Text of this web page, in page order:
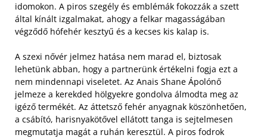
idomokon. A piros szegély és emblémák fokozzák a szett
által kínált izgalmakat, ahogy a felkar magasságában
végződő hófehér kesztyű és a kecses kis kalap is.
A szexi nővér jelmez hatása nem marad el, biztosak
lehetünk abban, hogy a partnerünk értékelni fogja ezt a
nem mindennapi viseletet. Az Anais Shane Ápolónő
jelmeze a kerekded hölgyekre gondolva álmodta meg az
igéző termékét. Az áttetsző fehér anyagnak köszönhetően,
a csábító, harisnyakötővel ellátott tanga is sejtelmesen
megmutatja magát a ruhán keresztül. A piros fodrok